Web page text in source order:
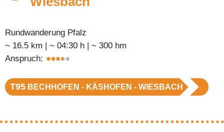
Rundwanderung Pfalz
~ 16.5 km | ~ 04:30 h | ~ 300 hm
Anspruch:
T95 BECHHOFEN - KÄSHOFEN - WIESBACH